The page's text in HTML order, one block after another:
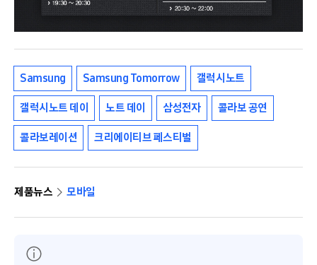
Samsung Samsung Tomorrow 갤럭시노트
갤럭시노트 데이 노트 데이 삼성전자 콜라보 공연
콜라보레이션 크리에이티브 페스티벌
제품뉴스 모바일